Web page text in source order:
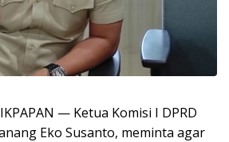
— Ketua Komisi I DPRD
Eko Susanto, meminta agar